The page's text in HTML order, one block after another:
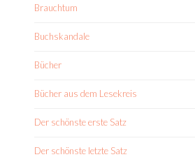
Brauchtum
Buchskandale
Bücher
Bücher aus dem Lesekreis
Der schönste erste Satz
Der schönste letzte Satz